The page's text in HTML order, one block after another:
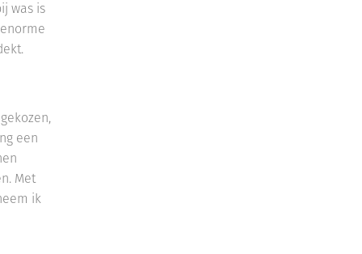
was is
een
Met
ik